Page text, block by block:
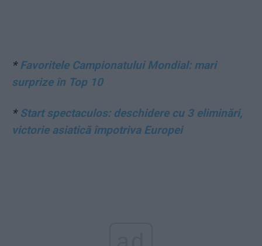
*Favoritele Campionatului Mondial: mari
surprize în Top 10
* Start spectaculos: deschidere cu 3 eliminări,
victorie asiatică împotriva Europei